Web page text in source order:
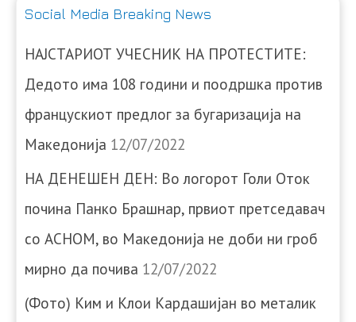
Social Media Breaking News
НАЈСТАРИОТ УЧЕСНИК НА ПРОТЕСТИТЕ:
Дедото има 108 години и поодршка против
францускиот предлог за бугаризација на
Македонија 12/07/2022
НА ДЕНЕШЕН ДЕН: Во логорот Голи Оток
почина Панко Брашнар, првиот претседавач
со АСНОМ, во Македонија не доби ни гроб
мирно да почива 12/07/2022
(Фото) Ким и Клои Кардашијан во металик